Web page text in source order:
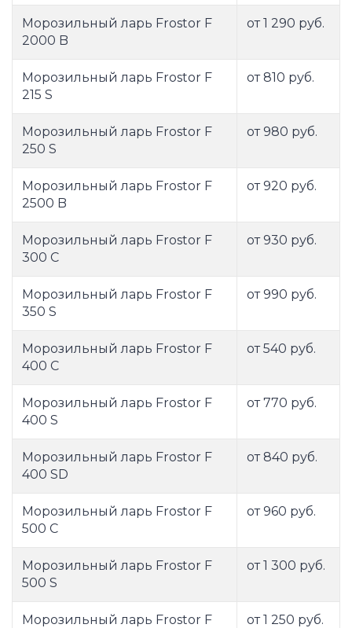
Морозильный ларь Frostor F
2000 B
от 1 290 руб.
Морозильный ларь Frostor F
215 S
от 810 руб.
Морозильный ларь Frostor F
250 S
от 980 руб.
Морозильный ларь Frostor F
2500 B
от 920 руб.
Морозильный ларь Frostor F
300 C
от 930 руб.
Морозильный ларь Frostor F
350 S
от 990 руб.
Морозильный ларь Frostor F
400 C
от 540 руб.
Морозильный ларь Frostor F
400 S
от 770 руб.
Морозильный ларь Frostor F
400 SD
от 840 руб.
Морозильный ларь Frostor F
500 C
от 960 руб.
Морозильный ларь Frostor F
500 S
от 1 300 руб.
Морозильный ларь Frostor F
от 1 250 руб.